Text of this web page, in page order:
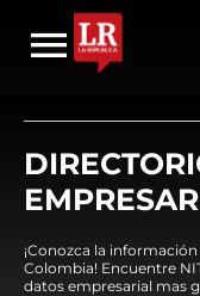
¡Conozca la
Colombia! Encuentre
datos empresarial mas